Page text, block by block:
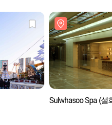
Sulwhasoo Spa (설